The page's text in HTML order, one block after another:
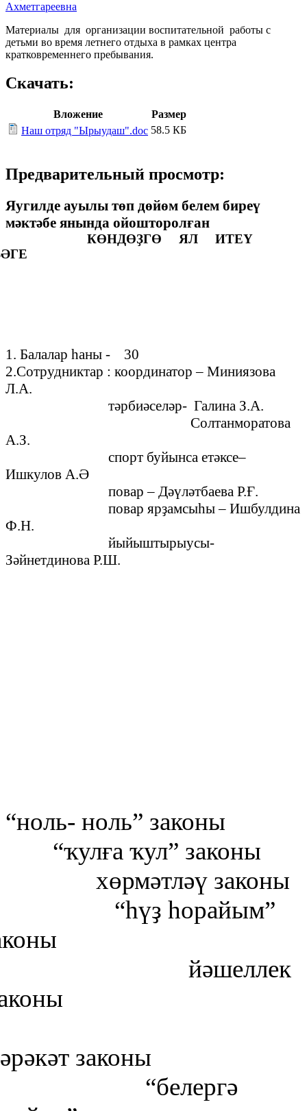
Ахметгареевна
Материалы для организации воспитательной работы с
детьми во время летнего отдыха в рамках центра
кратковременнего пребывания.
Скачать:
Вложение
Размер
Наш отряд "Ырыудаш".doc 58.5 КБ
Предварительный просмотр:
Яугилде ауылы төп дөйөм белем биреү
мәктәбе янында ойошторолған
КӨНДӨҘГӨ ЯЛ ИТЕҮ
1. Балалар һаны - 30
2.Сотрудниктар : координатор – Миниязова
Л.А.
тәрбиәселәр- Галина З.А.
Солтанморатова
А.З.
спорт буйынса етәксе–
Ишкулов А.Ә
повар – Дәүләтбаева Р.Ғ.
повар ярҙамсыһы – Ишбулдина
Ф.Н.
йыйыштырыусы-
Зәйнетдинова Р.Ш.
“ноль- ноль” законы
“ҡулға ҡул” законы
хөрмәтләү законы
“һүҙ һорайым”
йәшеллек
законы
“белергә